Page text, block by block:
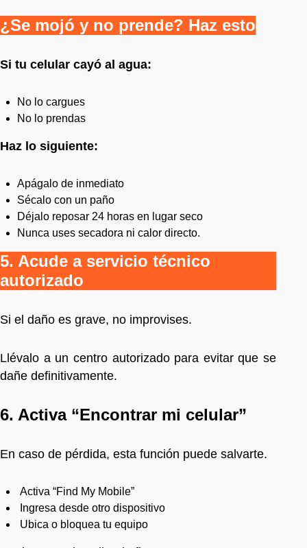
¿Se mojó y no prende? Haz esto
Si tu celular cayó al agua:
No lo cargues
No lo prendas
Haz lo siguiente:
Apágalo de inmediato
Sécalo con un paño
Déjalo reposar 24 horas en lugar seco
Nunca uses secadora ni calor directo.
5. Acude a servicio técnico
autorizado
Si el daño es grave, no improvises.
Llévalo a un centro autorizado para evitar que se
dañe definitivamente.
6. Activa “Encontrar mi celular”
En caso de pérdida, esta función puede salvarte.
Activa “Find My Mobile”
Ingresa desde otro dispositivo
Ubica o bloquea tu equipo